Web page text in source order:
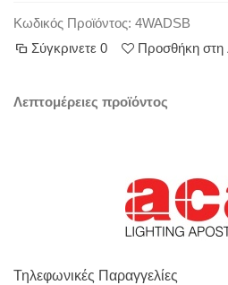
Κωδικός Προϊόντος: 4WADSB
Σύγκρινετε 0 Προσθήκη στη
Λεπτομέρειες προϊόντος
Τηλεφωνικές Παραγγελίες